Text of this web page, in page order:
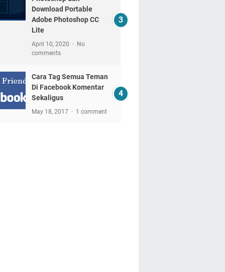
Download Portable
Adobe Photoshop CC
Lite
April 10, 2020
No
comments
Cara Tag Semua Teman
Di Facebook Komentar
Sekaligus
May 18, 2017 1 comment